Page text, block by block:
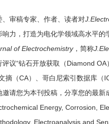
审稿专家、作者、读者对
响力 ， 打造为电化学领域高水平的
of Electrochemistry， 简称
评议“钻石开放获取（Diamond OA
摘（CA）、哥白尼索引数据库（
请您为本刊投稿，分享您的最新
Energy, Corrosion,
Electroanalysis and